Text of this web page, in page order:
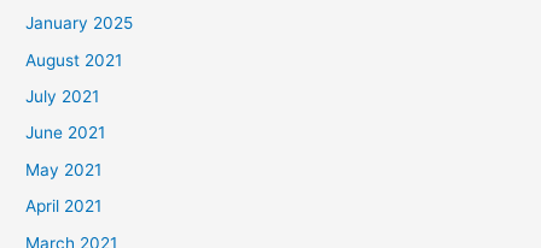
January 2025
August 2021
July 2021
June 2021
May 2021
April 2021
March 2021